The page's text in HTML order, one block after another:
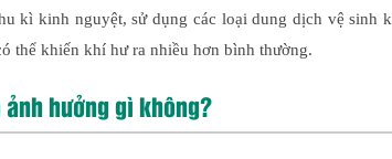
kì kinh nguyệt, sử dụng các loại dung dịch vệ sinh
thể khiến khí hư ra nhiều hơn bình thường.
hưởng gì không?